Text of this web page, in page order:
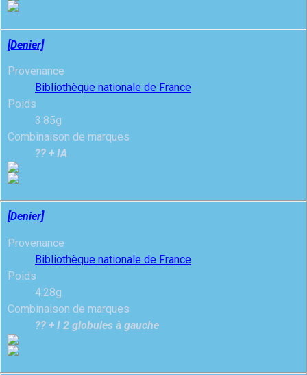
[Denier]
Provenance
Bibliothèque nationale de France
Poids
3.85g
Combinaison de marques
?? + IA
[Denier]
Provenance
Bibliothèque nationale de France
Poids
4.28g
Combinaison de marques
?? + I 2 globules à gauche